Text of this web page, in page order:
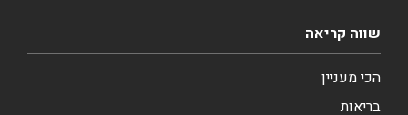
שווה קריאה
הכי מעניין
בריאות